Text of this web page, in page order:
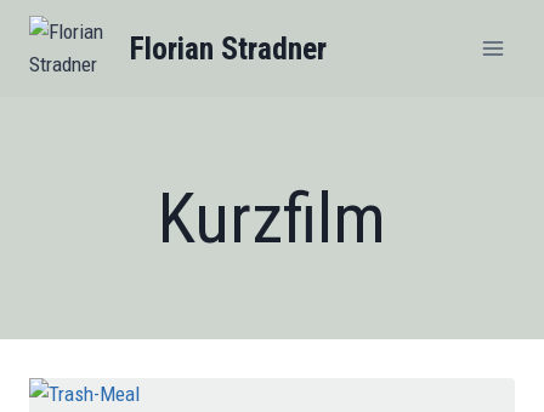
Zum
Florian Stradner
Kurzfilm